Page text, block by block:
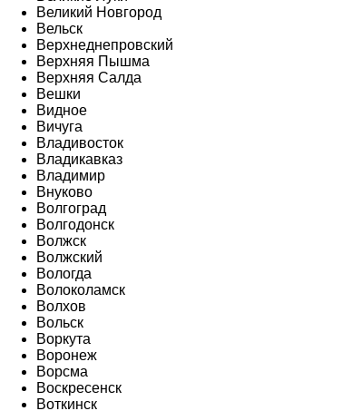
Великий Новгород
Вельск
Верхнеднепровский
Верхняя Пышма
Верхняя Салда
Вешки
Видное
Вичуга
Владивосток
Владикавказ
Владимир
Внуково
Волгоград
Волгодонск
Волжск
Волжский
Вологда
Волоколамск
Волхов
Вольск
Воркута
Воронеж
Ворсма
Воскресенск
Воткинск